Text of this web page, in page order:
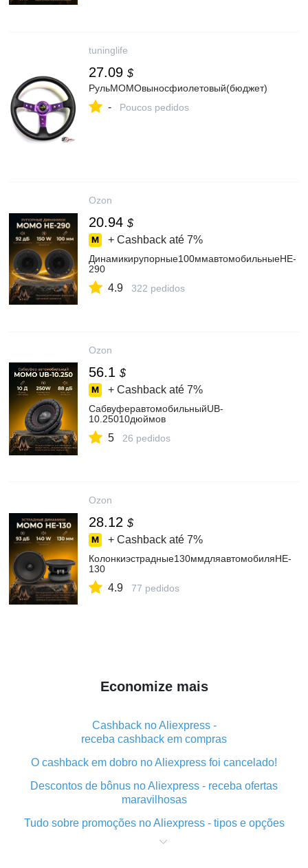
tuninglife
27.09 $
РульМОМОвыносфиолетовый(бюджет)
- Poucos pedidos
Ozon
20.94 $
+ Cashback até 7%
Динамикирупорные100ммавтомобильныеHE-
290
4.9 322 pedidos
Ozon
56.1 $
+ Cashback até 7%
СабвуферавтомобильныйUB-
10.25010дюймов
5 26 pedidos
Ozon
28.12 $
+ Cashback até 7%
Колонкиэстрадные130ммдляавтомобиляHE-
130
4.9 77 pedidos
Economize mais
Cashback no Aliexpress -
receba cashback em compras
O cashback em dobro no Aliexpress foi cancelado!
Descontos de bônus no Aliexpress - receba ofertas
maravilhosas
Tudo sobre promoções no Aliexpress - tipos e opções
O que é "cashback" ao realizar compras no Aliexpress